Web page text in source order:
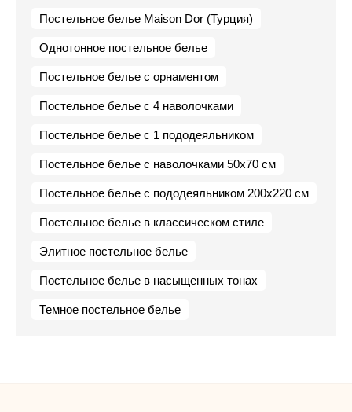
Постельное белье Maison Dor (Турция)
Однотонное постельное белье
Постельное белье с орнаментом
Постельное белье с 4 наволочками
Постельное белье с 1 пододеяльником
Постельное белье с наволочками 50х70 см
Постельное белье с пододеяльником 200х220 см
Постельное белье в классическом стиле
Элитное постельное белье
Постельное белье в насыщенных тонах
Темное постельное белье